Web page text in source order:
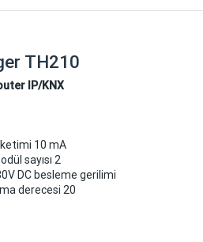
TH210
IP/KNX
10 mA
sayısı 2
DC besleme gerilimi
derecesi 20